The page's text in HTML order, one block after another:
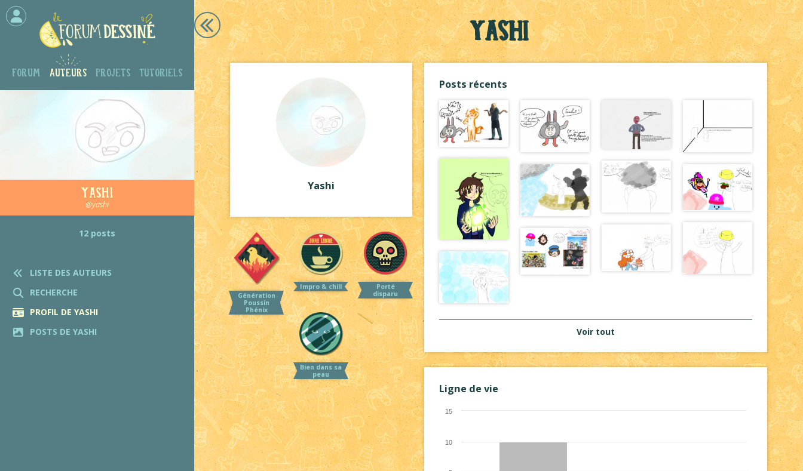
Forum Auteurs Projets Tutoriels
Yashi
@yashi
12 posts
LISTE DES AUTEURS
RECHERCHE
PROFIL DE YASHI
POSTS DE YASHI
Yashi
Yashi
Génération
Poussin
Phénix
Impro & chill
Porté
disparu
Bien dans sa
peau
Posts récents
Voir tout
Ligne de vie
10
15